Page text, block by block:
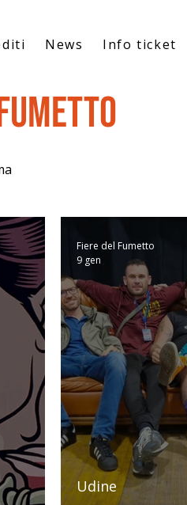
News Info ticket
Udine
Fiere del Fumetto
9 gen